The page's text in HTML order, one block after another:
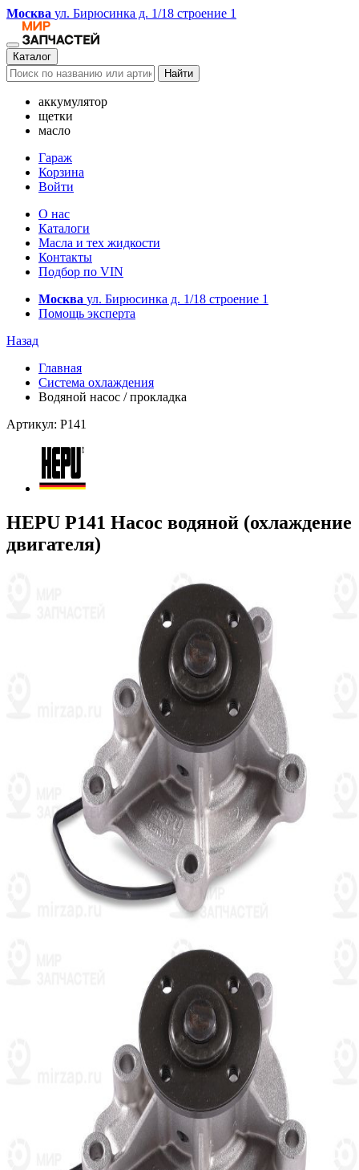
Москва ул. Бирюсинка д. 1/18 строение 1
Каталог
Найти
аккумулятор
щетки
масло
Гараж
Корзина
Войти
О нас
Каталоги
Масла и тех жидкости
Контакты
Подбор по VIN
Москва ул. Бирюсинка д. 1/18 строение 1
Помощь эксперта
Назад
Главная
Система охлаждения
Водяной насос / прокладка
Артикул: P141
HEPU P141 Насос водяной (охлаждение
двигателя)